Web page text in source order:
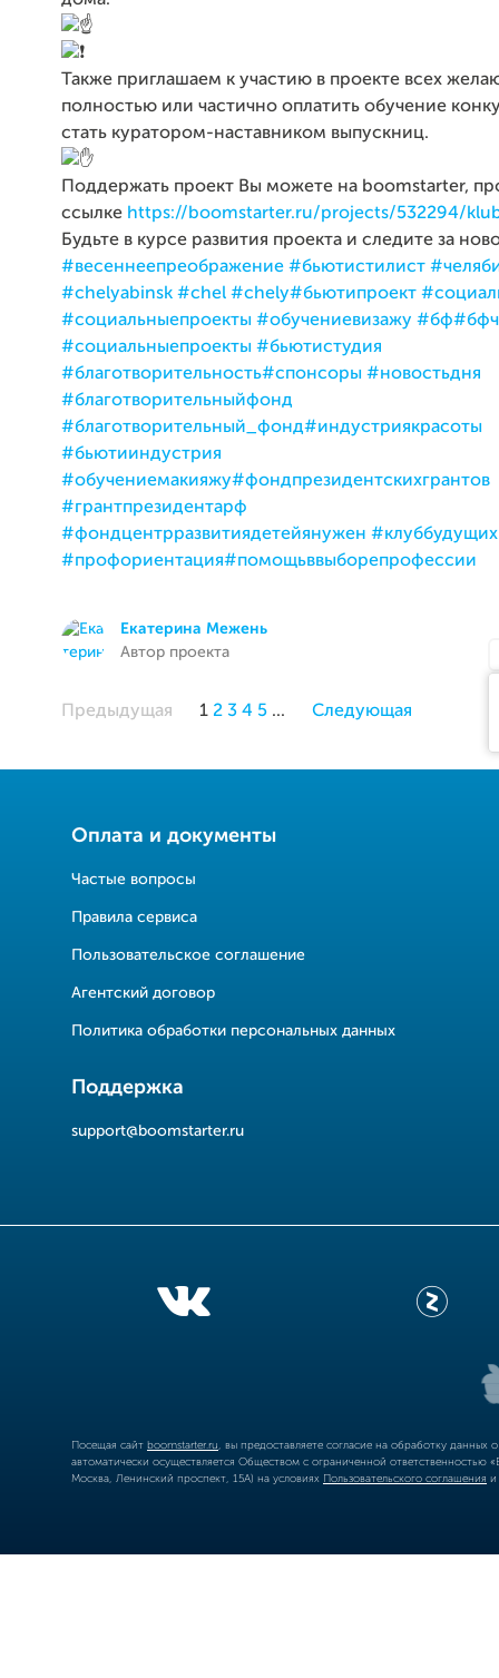
Также приглашаем к участию в проекте всех
полностью или частично оплатить обучение
стать куратором-наставником выпускниц.
Поддержать проект Вы можете на boomstarter,
ссылке https://boomstarter.ru/projects/532294/
Будьте в курсе развития проекта и следите за
#весеннеепреображение #бьютистилист
#chelyabinsk #chel #chely#бьютипроект
#социальныепроекты #обучениевизажу #бф
#социальныепроекты #бьютистудия
#благотворительность#спонсоры #новостьдня
#благотворительныйфонд
#благотворительный_фонд#индустриякрасоты
#бьютииндустрия
#обучениемакияжу#фондпрезидентскихгрантов
#грантпрезидентарф
#фондцентрразвитиядетейянужен
#профориентация#помощьввыборепрофессии
Екатерина Межень
Автор проекта
Предыдущая 1 2 3 4 5 ... Следующая
Оплата и документы
Частые вопросы
Правила сервиса
Пользовательское соглашение
Агентский договор
Политика обработки персональных данных
Поддержка
support@boomstarter.ru
Посещая сайт boomstarter.ru , вы предоставляете согласие на обработку
автоматически осуществляется Обществом с ограниченной
Москва, Ленинский проспект, 15А) на условиях Пользовательского соглашения и